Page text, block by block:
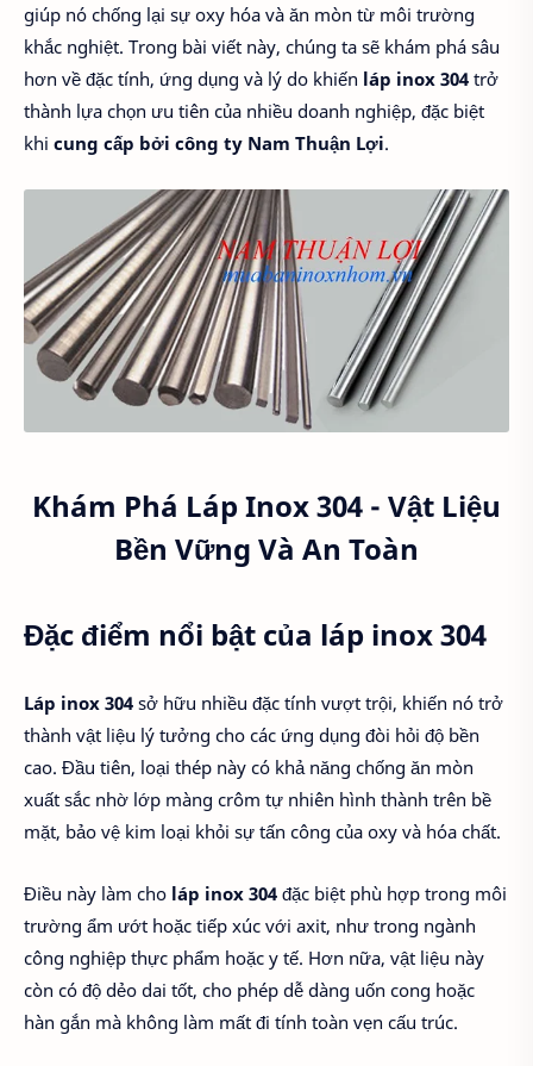
giúp nó chống lại sự oxy hóa và ăn mòn từ môi trường
khắc nghiệt. Trong bài viết này, chúng ta sẽ khám phá sâu
hơn về đặc tính, ứng dụng và lý do khiến láp inox 304 trở
thành lựa chọn ưu tiên của nhiều doanh nghiệp, đặc biệt
khi cung cấp bởi công ty Nam Thuận Lợi.
Khám Phá Láp Inox 304 - Vật Liệu
Bền Vững Và An Toàn
Đặc điểm nổi bật của láp inox 304
Láp inox 304 sở hữu nhiều đặc tính vượt trội, khiến nó trở
thành vật liệu lý tưởng cho các ứng dụng đòi hỏi độ bền
cao. Đầu tiên, loại thép này có khả năng chống ăn mòn
xuất sắc nhờ lớp màng crôm tự nhiên hình thành trên bề
mặt, bảo vệ kim loại khỏi sự tấn công của oxy và hóa chất.
Điều này làm cho láp inox 304 đặc biệt phù hợp trong môi
trường ẩm ướt hoặc tiếp xúc với axit, như trong ngành
công nghiệp thực phẩm hoặc y tế. Hơn nữa, vật liệu này
còn có độ dẻo dai tốt, cho phép dễ dàng uốn cong hoặc
hàn gắn mà không làm mất đi tính toàn vẹn cấu trúc.